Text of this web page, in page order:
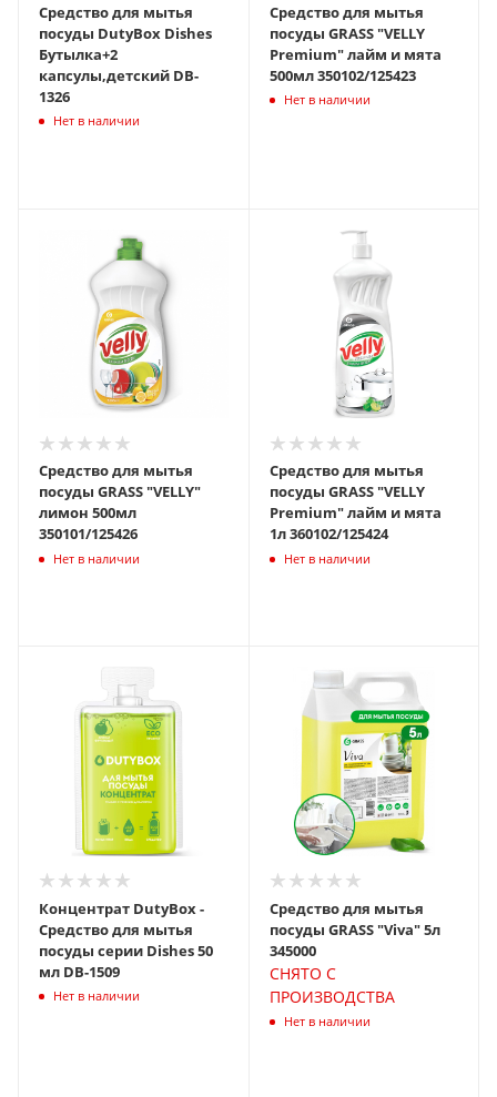
Средство для мытья
посуды DutyBox Dishes
Бутылка+2
капсулы,детский DB-
1326
Нет в наличии
Средство для мытья
посуды GRASS "VELLY
Premium" лайм и мята
500мл 350102/125423
Нет в наличии
Средство для мытья
посуды GRASS "VELLY"
лимон 500мл
350101/125426
Нет в наличии
Средство для мытья
посуды GRASS "VELLY
Premium" лайм и мята
1л 360102/125424
Нет в наличии
Концентрат DutyBox -
Средство для мытья
посуды серии Dishes 50
мл DB-1509
Нет в наличии
Средство для мытья
посуды GRASS "Viva" 5л
345000
СНЯТО С
ПРОИЗВОДСТВА
Нет в наличии